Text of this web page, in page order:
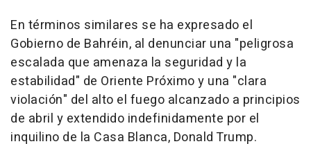
En términos similares se ha expresado el
Gobierno de Bahréin, al denunciar una "peligrosa
escalada que amenaza la seguridad y la
estabilidad" de Oriente Próximo y una "clara
violación" del alto el fuego alcanzado a principios
de abril y extendido indefinidamente por el
inquilino de la Casa Blanca, Donald Trump.